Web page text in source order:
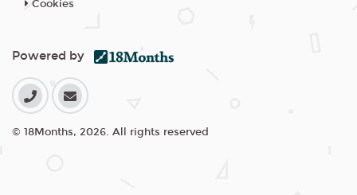
Cookies
Powered by
© 18Months, 2026. All rights reserved